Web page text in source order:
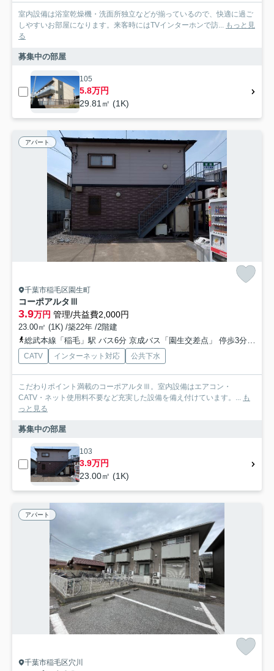
室内設備は浴室乾燥機・洗面所独立などが揃っているので、快適に過ご
しやすいお部屋になります。来客時にはTVインターホンで訪... もっと見
る
募集中の部屋
105
5.8万円
29.81㎡ (1K)
アパート
千葉市稲毛区園生町
コーポアルタⅢ
3.9万円 管理/共益費2,000円
23.00㎡ (1K) /築22年 /2階建
総武本線「稲毛」駅 バス6分 京成バス「園生交差点」 停歩3分
CATV インターネット対応 公共下水
こだわりポイント満載のコーポアルタⅢ。室内設備はエアコン・
CATV・ネット使用料不要など充実した設備を備え付けています。... も
っと見る
募集中の部屋
103
3.9万円
23.00㎡ (1K)
アパート
千葉市稲毛区穴川